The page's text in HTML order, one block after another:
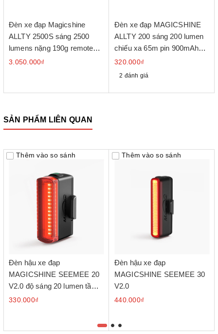
Đèn xe đạp Magicshine
ALLTY 2500S sáng 2500
lumens nặng 190g remote
không dây
3.050.000₫
Đèn xe đạp MAGICSHINE
ALLTY 200 sáng 200 lumen
chiếu xa 65m pin 900mAh
cổng sạc USB-C
320.000₫
2 đánh giá
SẢN PHẨM LIÊN QUAN
Thêm vào so sánh
Đèn hậu xe đạp
MAGICSHINE SEEMEE 20
V2.0 độ sáng 20 lumen tầm
nhận diện 800m
330.000₫
Thêm vào so sánh
Đèn hậu xe đạp
MAGICSHINE SEEMEE 30
V2.0
440.000₫